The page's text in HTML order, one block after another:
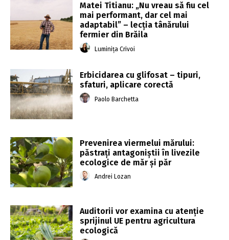
Matei Titianu: „Nu vreau să fiu cel
mai performant, dar cel mai
adaptabil” – lecția tânărului
fermier din Brăila
Luminița Crivoi
Erbicidarea cu glifosat – tipuri,
sfaturi, aplicare corectă
Paolo Barchetta
Prevenirea viermelui mărului:
păstrați antagoniștii în livezile
ecologice de măr și păr
Andrei Lozan
Auditorii vor examina cu atenţie
sprijinul UE pentru agricultura
ecologică